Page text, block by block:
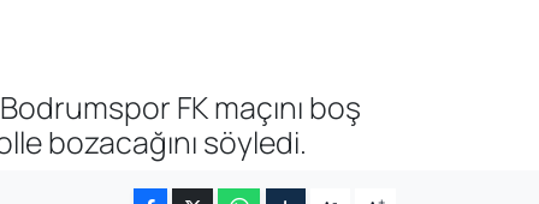
FK maçını boş
bozacağını söyledi.